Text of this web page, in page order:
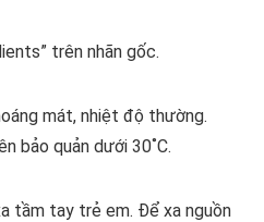
trên nhãn gốc.
mát, nhiệt độ thường.
bảo quản dưới 30˚C.
tầm tay trẻ em. Để xa nguồn